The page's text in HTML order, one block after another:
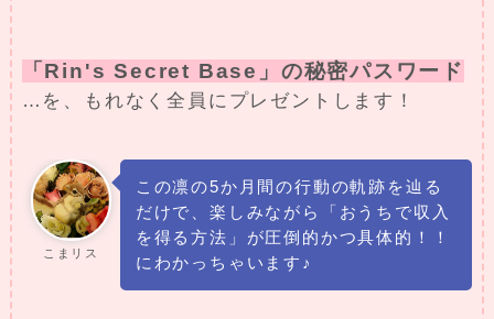
「Rin's Secret Base」の秘密パスワード
…を、もれなく全員にプレゼントします！
こまリス
この凛の5か月間の行動の軌跡を辿る
だけで、楽しみながら「おうちで収入
を得る方法」が圧倒的かつ具体的！！
にわかっちゃいます♪